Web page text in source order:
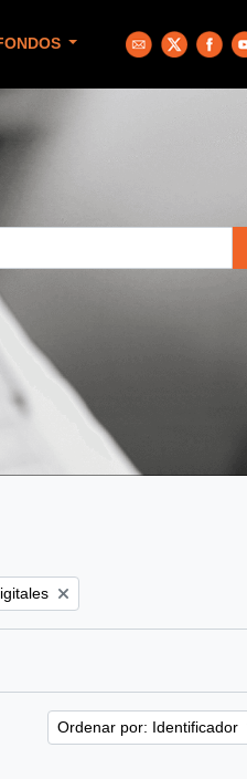
Ordenar por: Identificador